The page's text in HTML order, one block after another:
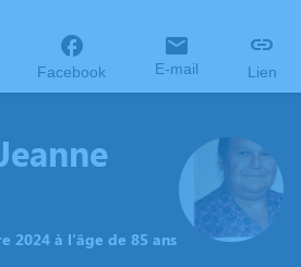
Facebook E-mail Lien
2024 à l'âge de 85 ans